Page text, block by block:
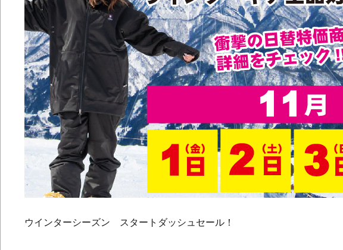
ウインターシーズン スタートダッシュセール！